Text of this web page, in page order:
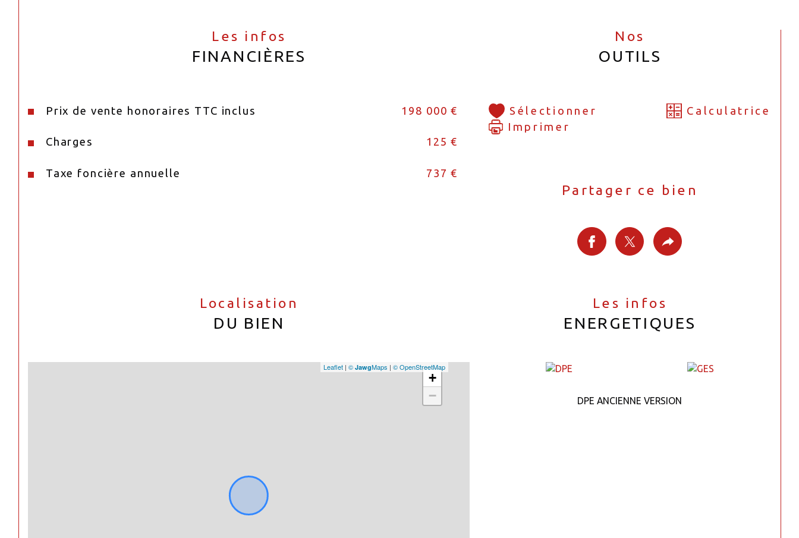
Les infos
FINANCIÈRES
Prix de vente honoraires TTC inclus 198 000 €
Charges 125 €
Taxe foncière annuelle 737 €
Nos
OUTILS
Sélectionner
Calculatrice
Imprimer
Partager ce bien
Localisation
DU BIEN
+
−
Leaflet |©JawgMaps |© OpenStreetMap
Les infos
ENERGETIQUES
DPE ANCIENNE VERSION